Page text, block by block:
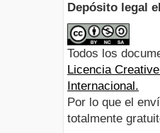
Depósito legal
Todos los
Licencia
Internacional.
Por lo que el
totalmente